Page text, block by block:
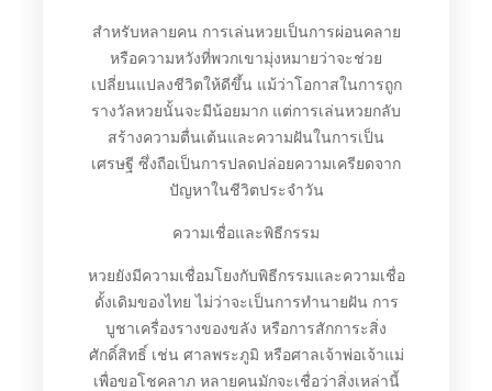
สำหรับหลายคน การเล่นหวยเป็นการผ่อนคลาย
หรือความหวังที่พวกเขามุ่งหมายว่าจะช่วย
เปลี่ยนแปลงชีวิตให้ดีขึ้น แม้ว่าโอกาสในการถูก
รางวัลหวยนั้นจะมีน้อยมาก แต่การเล่นหวยกลับ
สร้างความตื่นเต้นและความฝันในการเป็น
เศรษฐี ซึ่งถือเป็นการปลดปล่อยความเครียดจาก
ปัญหาในชีวิตประจำวัน
ความเชื่อและพิธีกรรม
หวยยังมีความเชื่อมโยงกับพิธีกรรมและความเชื่อ
ดั้งเดิมของไทย ไม่ว่าจะเป็นการทำนายฝัน การ
บูชาเครื่องรางของขลัง หรือการสักการะสิ่ง
ศักดิ์สิทธิ์ เช่น ศาลพระภูมิ หรือศาลเจ้าพ่อเจ้าแม่
เพื่อขอโชคลาภ หลายคนมักจะเชื่อว่าสิ่งเหล่านี้